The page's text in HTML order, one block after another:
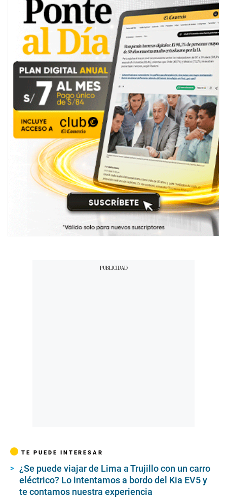
TE PUEDE INTERESAR
¿Se puede viajar de Lima a Trujillo con un carro
eléctrico? Lo intentamos a bordo del Kia EV5 y
te contamos nuestra experiencia